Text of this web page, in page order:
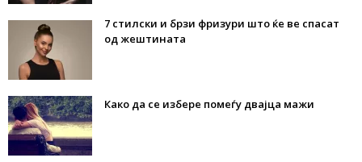
7 стилски и брзи фризури што ќе ве спасат
од жештината
Како да се избере помеѓу двајца мажи